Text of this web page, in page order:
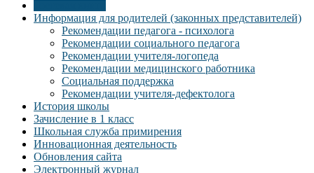
Информация для родителей (законных представителей)
Рекомендации педагога - психолога
Рекомендации социального педагога
Рекомендации учителя-логопеда
Рекомендации медицинского работника
Социальная поддержка
Рекомендации учителя-дефектолога
История школы
Зачисление в 1 класс
Школьная служба примирения
Инновационная деятельность
Обновления сайта
Электронный журнал